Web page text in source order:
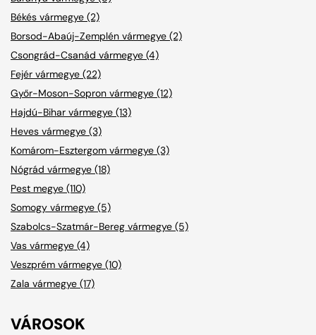
Békés vármegye (2)
Borsod-Abaúj-Zemplén vármegye (2)
Csongrád-Csanád vármegye (4)
Fejér vármegye (22)
Győr-Moson-Sopron vármegye (12)
Hajdú-Bihar vármegye (13)
Heves vármegye (3)
Komárom-Esztergom vármegye (3)
Nógrád vármegye (18)
Pest megye (110)
Somogy vármegye (5)
Szabolcs-Szatmár-Bereg vármegye (5)
Vas vármegye (4)
Veszprém vármegye (10)
Zala vármegye (17)
VÁROSOK